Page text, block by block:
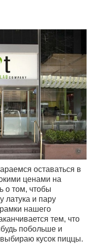
оставаться в
ценами на
о том, чтобы
латука и пару
нашего
тем, что
побольше и
кусок пиццы.